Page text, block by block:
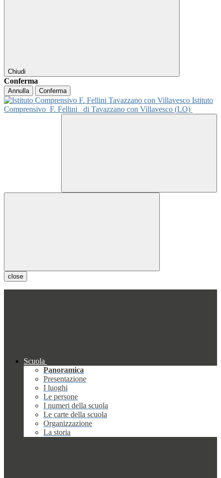
Chiudi
Conferma
Annulla Conferma
Istituto
Comprensivo F. Fellini di Tavazzano con Villavesco (LO)
close
Scuola
Panoramica
Presentazione
I luoghi
Le persone
I numeri della scuola
Le carte della scuola
Organizzazione
La storia